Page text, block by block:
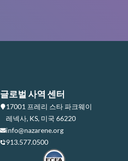
글로벌 사역 센터
17001 프레리 스타 파크웨이
레넥사, KS, 미국 66220
info@nazarene.org
913.577.0500